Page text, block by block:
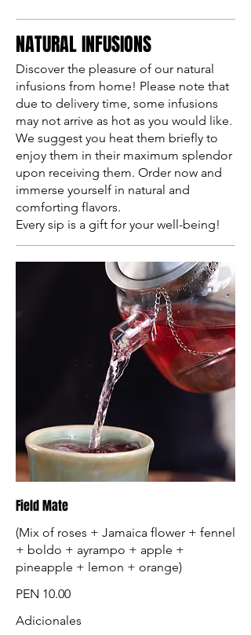
NATURAL INFUSIONS
Discover the pleasure of our natural
infusions from home! Please note that
due to delivery time, some infusions
may not arrive as hot as you would like.
We suggest you heat them briefly to
enjoy them in their maximum splendor
upon receiving them. Order now and
immerse yourself in natural and
comforting flavors.
Every sip is a gift for your well-being!
Field Mate
(Mix of roses + Jamaica flower + fennel
+ boldo + ayrampo + apple +
pineapple + lemon + orange)
PEN 10.00
Adicionales